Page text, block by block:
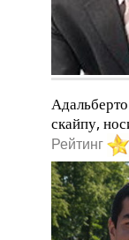
скайпу,
Рейтинг